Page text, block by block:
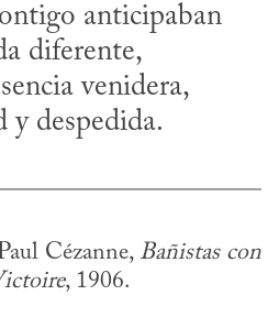
anticipaban
diferente,
venidera,
y despedida.
Cézanne, Bañistas con
, 1906.